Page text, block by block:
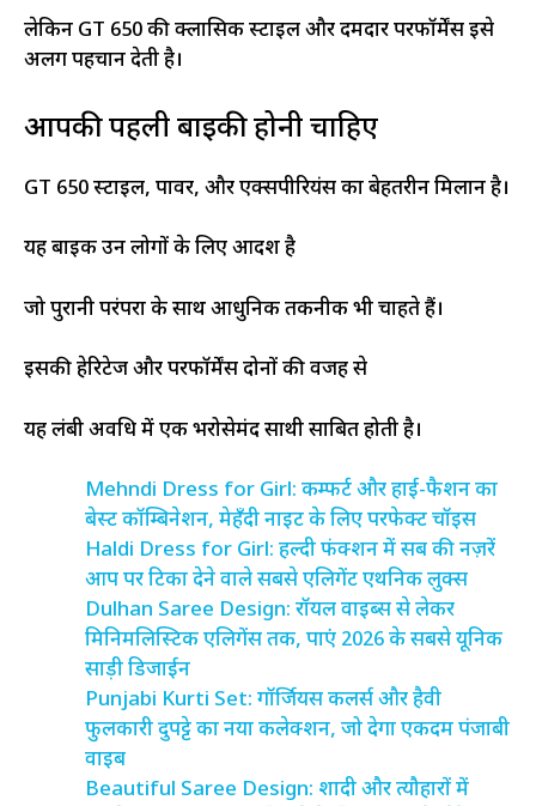
लेकिन GT 650 की क्लासिक स्टाइल और दमदार परफॉर्मेंस इसे
अलग पहचान देती है।
आपकी पहली बाइकी होनी चाहिए
GT 650 स्टाइल, पावर, और एक्सपीरियंस का बेहतरीन मिलान है।
यह बाइक उन लोगों के लिए आदर्श है
जो पुरानी परंपरा के साथ आधुनिक तकनीक भी चाहते हैं।
इसकी हेरिटेज और परफॉर्मेंस दोनों की वजह से
यह लंबी अवधि में एक भरोसेमंद साथी साबित होती है।
Mehndi Dress for Girl: कम्फर्ट और हाई-फैशन का
बेस्ट कॉम्बिनेशन, मेहँदी नाइट के लिए परफेक्ट चॉइस
Haldi Dress for Girl: हल्दी फंक्शन में सब की नज़रें
आप पर टिका देने वाले सबसे एलिगेंट एथनिक लुक्स
Dulhan Saree Design: रॉयल वाइब्स से लेकर
मिनिमलिस्टिक एलिगेंस तक, पाएं 2026 के सबसे यूनिक
साड़ी डिजाईन
Punjabi Kurti Set: गॉर्जियस कलर्स और हैवी
फुलकारी दुपट्टे का नया कलेक्शन, जो देगा एकदम पंजाबी
वाइब
Beautiful Saree Design: शादी और त्यौहारों में